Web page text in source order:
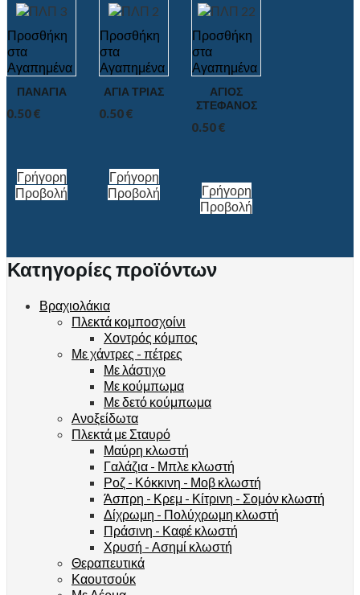
Προσθήκη
στα
Αγαπημένα
ΠΑΝΑΓΙΑ
0.50€
Γρήγορη
Προβολή
Προσθήκη
στα
Αγαπημένα
ΑΓΙΑ ΤΡΙΑΣ
0.50€
Γρήγορη
Προβολή
Προσθήκη
στα
Αγαπημένα
ΑΓΙΟΣ
ΣΤΕΦΑΝΟΣ
0.50€
Γρήγορη
Προβολή
Κατηγορίες προϊόντων
Βραχιολάκια
Πλεκτά κομποσχοίνι
Χοντρός κόμπος
Με χάντρες - πέτρες
Με λάστιχο
Με κούμπωμα
Με δετό κούμπωμα
Ανοξείδωτα
Πλεκτά με Σταυρό
Μαύρη κλωστή
Γαλάζια - Μπλε κλωστή
Ροζ - Κόκκινη - Μοβ κλωστή
Άσπρη - Κρεμ - Κίτρινη - Σομόν κλωστή
Δίχρωμη - Πολύχρωμη κλωστή
Πράσινη - Καφέ κλωστή
Χρυσή - Ασημί κλωστή
Θεραπευτικά
Καουτσούκ